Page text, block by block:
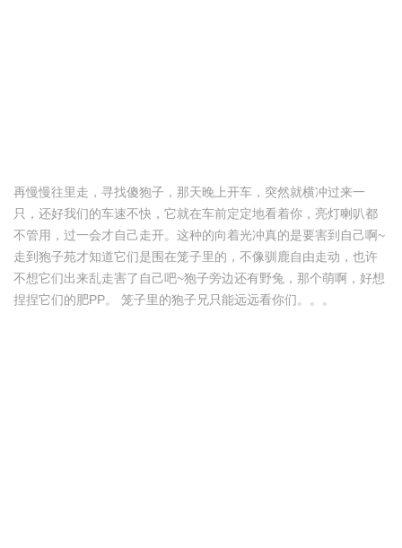
再慢慢往里走，寻找傻狍子，那天晚上开车，突然就横冲过来一
只，还好我们的车速不快，它就在车前定定地看着你，亮灯喇叭都
不管用，过一会才自己走开。这种的向着光冲真的是要害到自己啊~
走到狍子苑才知道它们是围在笼子里的，不像驯鹿自由走动，也许
不想它们出来乱走害了自己吧~狍子旁边还有野兔，那个萌啊，好想
捏捏它们的肥PP。 笼子里的狍子兄只能远远看你们。。。